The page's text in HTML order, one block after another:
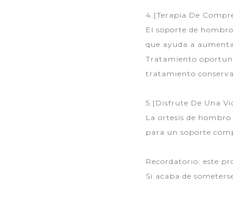
4.[Terapia De
El soporte de
que ayuda a
Tratamiento
tratamiento
5.[Disfrute De Una
La ortesis de
para un soporte
Recordatorio: este
Si acaba de